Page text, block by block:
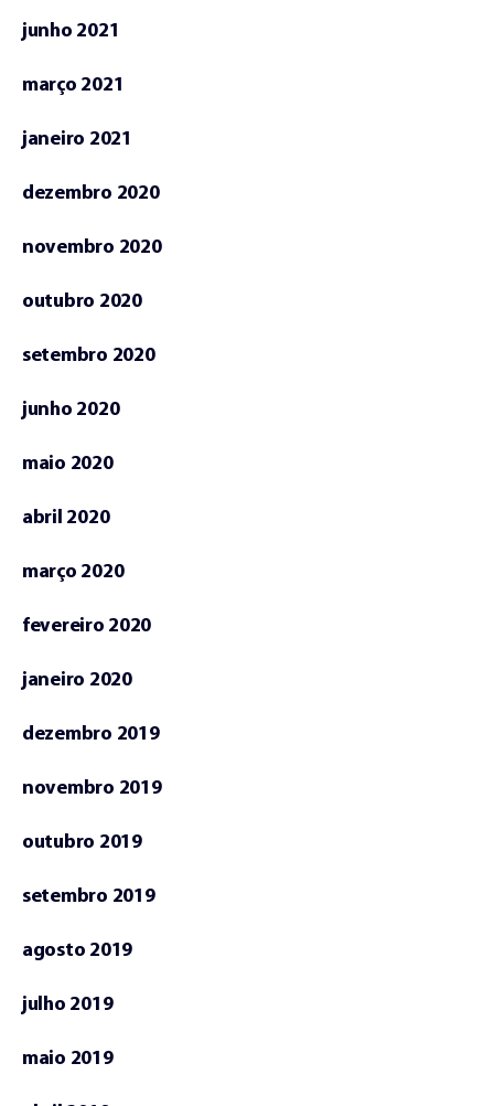
junho 2021
março 2021
janeiro 2021
dezembro 2020
novembro 2020
outubro 2020
setembro 2020
junho 2020
maio 2020
abril 2020
março 2020
fevereiro 2020
janeiro 2020
dezembro 2019
novembro 2019
outubro 2019
setembro 2019
agosto 2019
julho 2019
maio 2019